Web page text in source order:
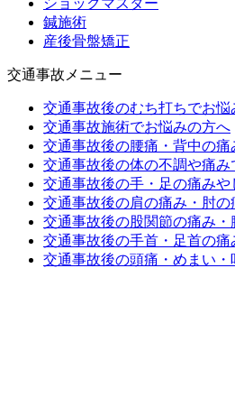
鍼施術
産後骨盤矯正
交通事故メニュー
交通事故後のむち打ちでお悩
交通事故施術でお悩みの方へ
交通事故後の腰痛・背中の
交通事故後の体の不調や痛
交通事故後の手・足の痛み
交通事故後の肩の痛み・肘
交通事故後の股関節の痛み
交通事故後の手首・足首の
交通事故後の頭痛・めまい